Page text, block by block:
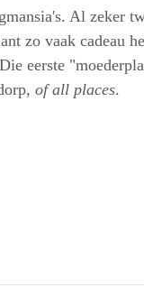
Al zeker
zo vaak cadeau
eerste
of all places.